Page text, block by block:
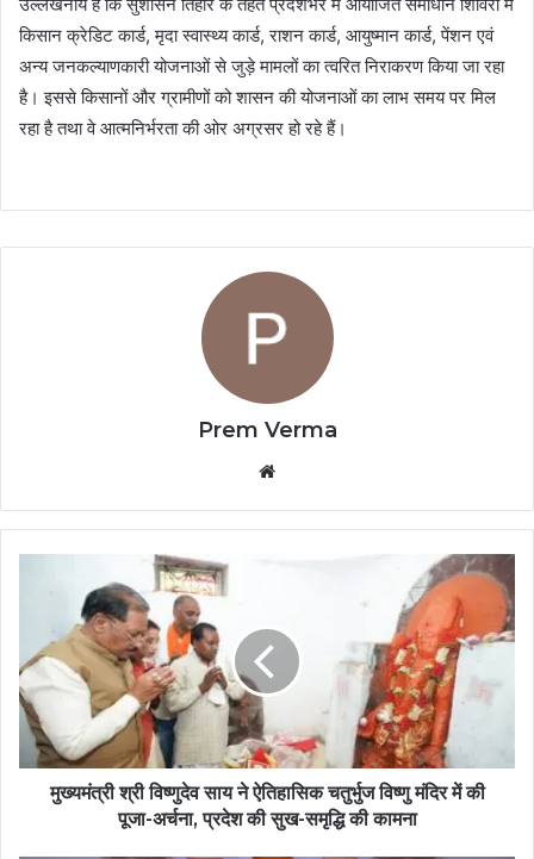
किसान क्रेडिट कार्ड, मृदा स्वास्थ्य कार्ड, राशन कार्ड, आयुष्मान कार्ड, पेंशन एवं
अन्य जनकल्याणकारी योजनाओं से जुड़े मामलों का त्वरित निराकरण किया जा रहा
है। इससे किसानों और ग्रामीणों को शासन की योजनाओं का लाभ समय पर मिल
रहा है तथा वे आत्मनिर्भरता की ओर अग्रसर हो रहे हैं।
Prem Verma
मुख्यमंत्री श्री विष्णुदेव साय ने ऐतिहासिक चतुर्भुज विष्णु मंदिर में की
पूजा-अर्चना, प्रदेश की सुख-समृद्धि की कामना